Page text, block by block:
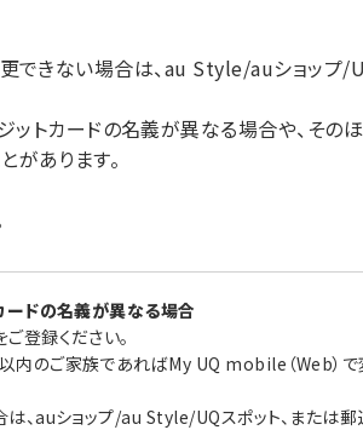
きない場合は、au Style/auショップ/
ットカードの名義が異なる場合や、その
があります。
ードの名義が異なる場合
登録ください。
のご家族であればMy UQ mobile（Web）で
、auショップ/au Style/UQスポット、または郵